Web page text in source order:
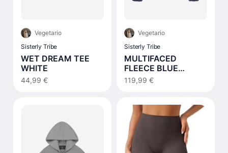
Vegetario
Sisterly Tribe
WET DREAM TEE
WHITE
44,99 €
Vegetario
Sisterly Tribe
MULTIFACED
FLEECE BLUE
NOTES
119,99 €